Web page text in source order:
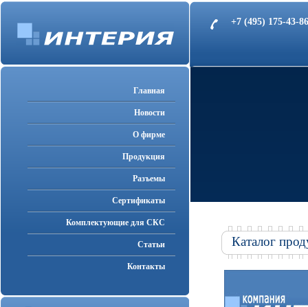
+7 (495) 175-43-
Главная
Новости
О фирме
Продукция
Разъемы
Cертификаты
Комплектующие для СКС
Статьи
Контакты
Каталог